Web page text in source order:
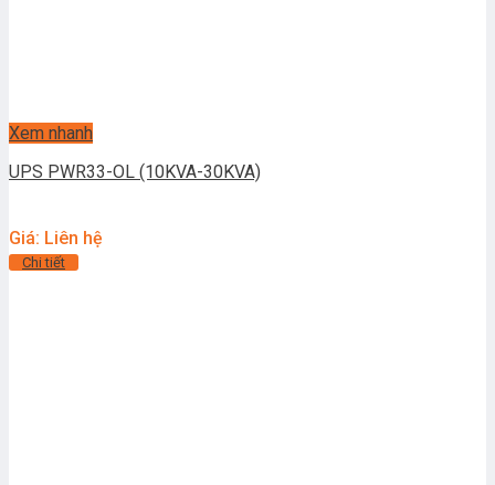
Xem nhanh
UPS PWR33-OL (10KVA-30KVA)
Giá: Liên hệ
Chi tiết